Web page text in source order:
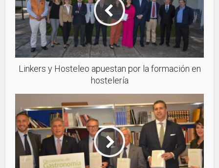
Linkers y Hosteleo apuestan por la formación en
hostelería